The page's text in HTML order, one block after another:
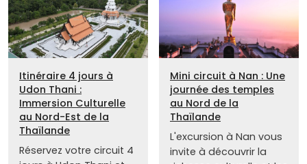
Itinéraire 4 jours à
Udon Thani :
Immersion Culturelle
au Nord-Est de la
Thaïlande
Réservez votre circuit 4
Mini circuit à Nan : Une
journée des temples
au Nord de la
Thaïlande
L'excursion à Nan vous
invite à découvrir la